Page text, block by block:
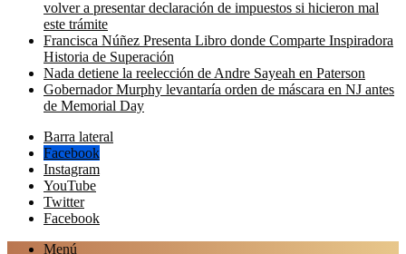
volver a presentar declaración de impuestos si hicieron mal
este trámite
Francisca Núñez Presenta Libro donde Comparte Inspiradora
Historia de Superación
Nada detiene la reelección de Andre Sayeah en Paterson
Gobernador Murphy levantaría orden de máscara en NJ antes
de Memorial Day
Barra lateral
Facebook
Instagram
YouTube
Twitter
Facebook
Menú